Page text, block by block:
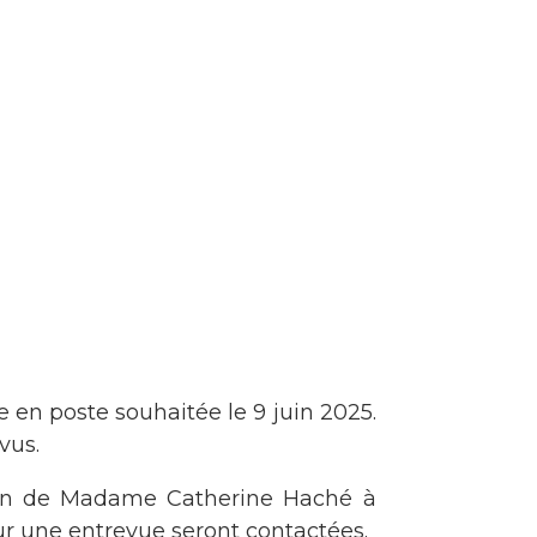
en poste souhaitée le 9 juin 2025.
de Madame Catherine Haché à
une entrevue seront contactées.